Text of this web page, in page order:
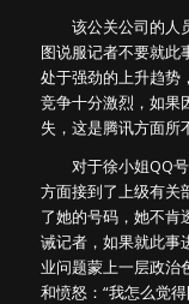
该公关公司的人员
图说服记者不要就此
处于强劲的上升趋势
竞争十分激烈，如果
失，这是腾讯方面所
对于徐小姐QQ号
方面接到了上级有关
了她的号码，她不肯
诫记者，如果就此事
业问题蒙上一层政治
和愤怒：“我怎么觉